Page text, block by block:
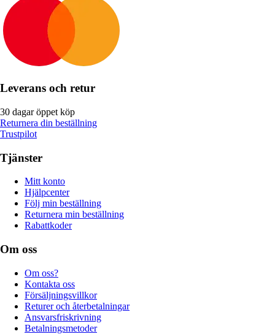
Leverans och retur
30 dagar öppet köp
Returnera din beställning
Trustpilot
Tjänster
Mitt konto
Hjälpcenter
Följ min beställning
Returnera min beställning
Rabattkoder
Om oss
Om oss?
Kontakta oss
Försäljningsvillkor
Returer och återbetalningar
Ansvarsfriskrivning
Betalningsmetoder